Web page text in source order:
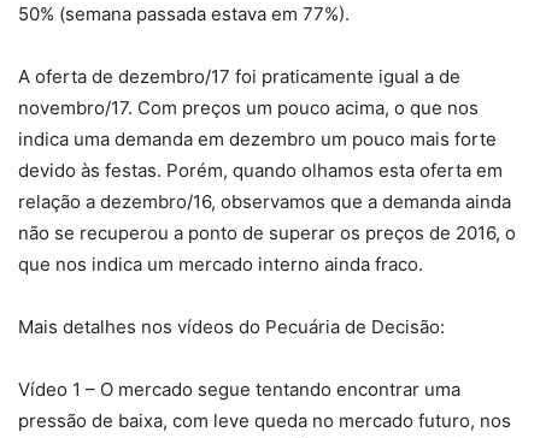
50% (semana passada estava em 77%).
A oferta de dezembro/17 foi praticamente igual a de
novembro/17. Com preços um pouco acima, o que nos
indica uma demanda em dezembro um pouco mais forte
devido às festas. Porém, quando olhamos esta oferta em
relação a dezembro/16, observamos que a demanda ainda
não se recuperou a ponto de superar os preços de 2016, o
que nos indica um mercado interno ainda fraco.
Mais detalhes nos vídeos do Pecuária de Decisão:
Vídeo 1 – O mercado segue tentando encontrar uma
pressão de baixa, com leve queda no mercado futuro, nos